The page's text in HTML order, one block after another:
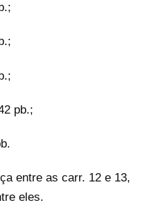
pb.;
entre as carr. 12 e 13,
eles.